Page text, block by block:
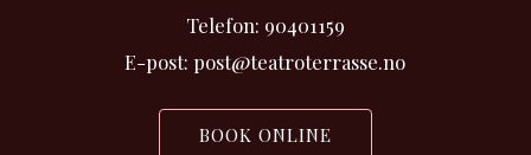
Telefon: 90401159
E-post: post@teatroterrasse.no
BOOK ONLINE